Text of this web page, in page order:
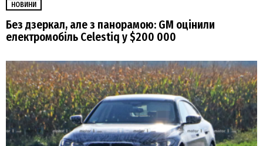
НОВИНИ
Без дзеркал, але з панорамою: GM оцінили
електромобіль Celestiq у $200 000